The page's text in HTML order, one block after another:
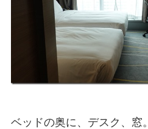
ベッドの奥に、デスク、窓。